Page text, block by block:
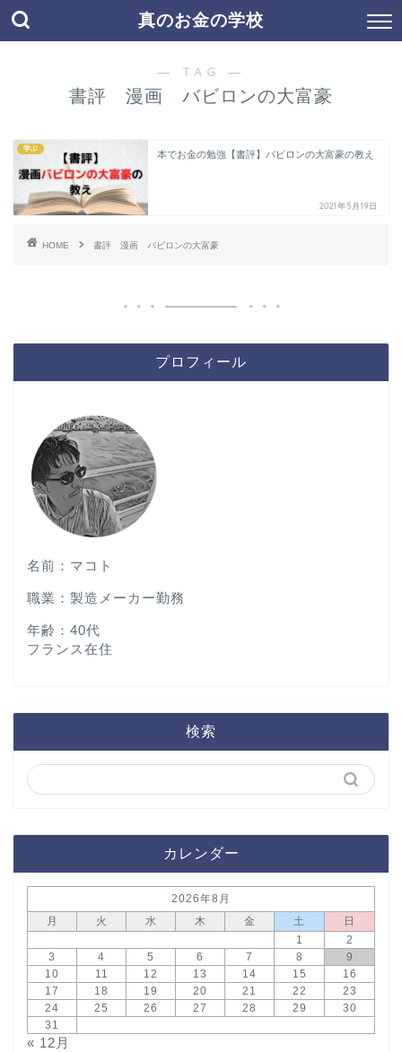
真のお金の学校
― TAG ―
書評 漫画 バビロンの大富豪
学ぶ
本でお金の勉強【書評】バビロンの大富豪の教え
2021年5月19日
HOME 書評 漫画 バビロンの大富豪
プロフィール
名前：マコト
職業：製造メーカー勤務
年齢：40代
フランス在住
検索
カレンダー
2026年8月
月
火 水 木 金 土
日
1
2
3
4 5 6 7 8
9
10
11 12 13 14 15
16
17
18 19 20 21 22
23
24
25 26 27 28 29
30
31
« 12月